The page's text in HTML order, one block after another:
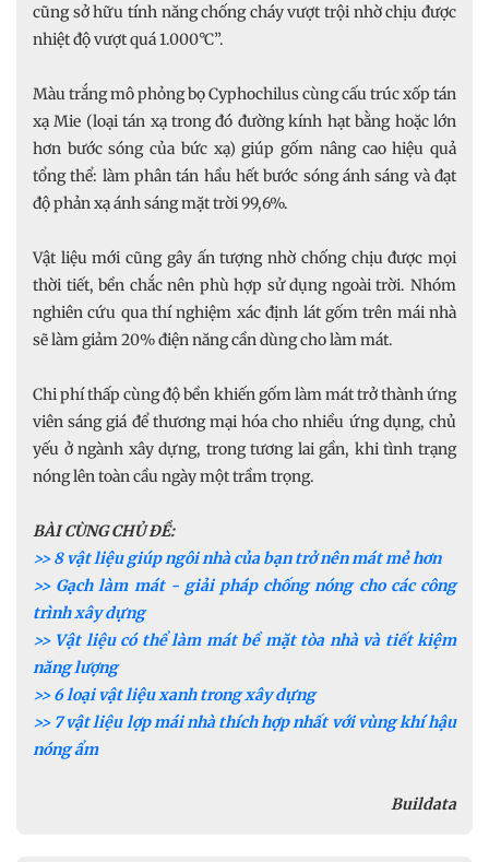
cũng sở hữu tính năng chống cháy vượt trội nhờ chịu được
nhiệt độ vượt quá 1.000°C”.
Màu trắng mô phỏng bọ Cyphochilus cùng cấu trúc xốp tán
xạ Mie (loại tán xạ trong đó đường kính hạt bằng hoặc lớn
hơn bước sóng của bức xạ) giúp gốm nâng cao hiệu quả
tổng thể: làm phân tán hầu hết bước sóng ánh sáng và đạt
độ phản xạ ánh sáng mặt trời 99,6%.
Vật liệu mới cũng gây ấn tượng nhờ chống chịu được mọi
thời tiết, bền chắc nên phù hợp sử dụng ngoài trời. Nhóm
nghiên cứu qua thí nghiệm xác định lát gốm trên mái nhà
sẽ làm giảm 20% điện năng cần dùng cho làm mát.
Chi phí thấp cùng độ bền khiến gốm làm mát trở thành ứng
viên sáng giá để thương mại hóa cho nhiều ứng dụng, chủ
yếu ở ngành xây dựng, trong tương lai gần, khi tình trạng
nóng lên toàn cầu ngày một trầm trọng.
BÀI CÙNG CHỦ ĐỀ:
>> 8 vật liệu giúp ngôi nhà của bạn trở nên mát mẻ hơn
>> Gạch làm mát - giải pháp chống nóng cho các công
trình xây dựng
>> Vật liệu có thể làm mát bề mặt tòa nhà và tiết kiệm
năng lượng
>> 6 loại vật liệu xanh trong xây dựng
>> 7 vật liệu lợp mái nhà thích hợp nhất với vùng khí hậu
nóng ẩm
Buildata